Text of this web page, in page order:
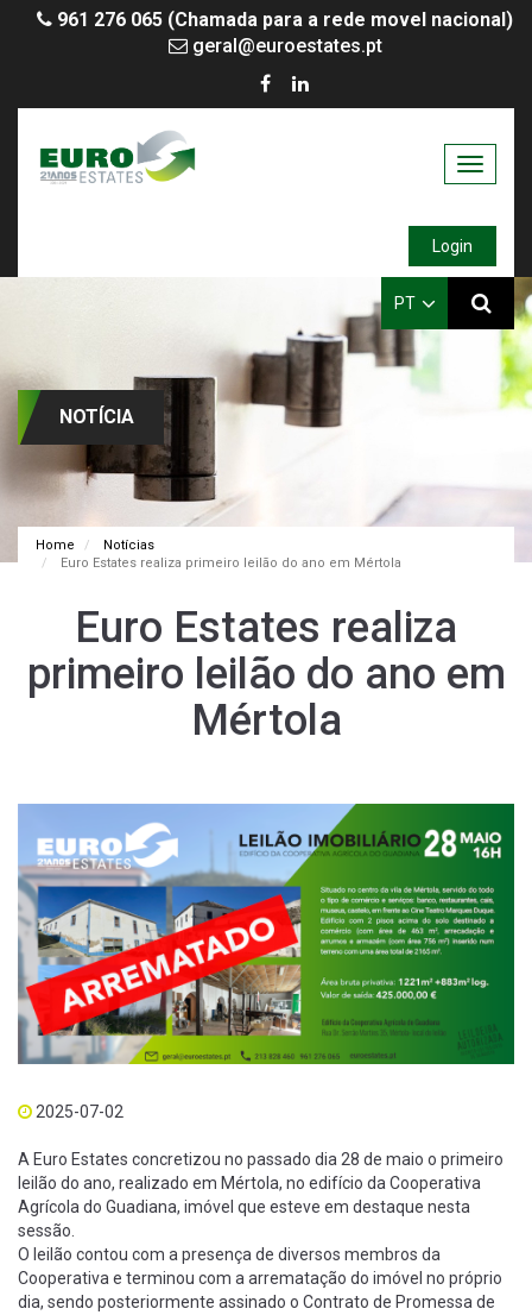
961 276 065 (Chamada para a rede movel nacional)
geral@euroestates.pt
Toggle
Login
PT
Home
Notícias
Euro Estates realiza primeiro leilão do ano em Mértola
NOTÍCIA
Euro Estates realiza
primeiro leilão do ano em
Mértola
2025-07-02
A Euro Estates concretizou no passado dia 28 de maio o primeiro
leilão do ano, realizado em Mértola, no edifício da Cooperativa
Agrícola do Guadiana, imóvel que esteve em destaque nesta
sessão.
O leilão contou com a presença de diversos membros da
Cooperativa e terminou com a arrematação do imóvel no próprio
dia, sendo posteriormente assinado o Contrato de Promessa de